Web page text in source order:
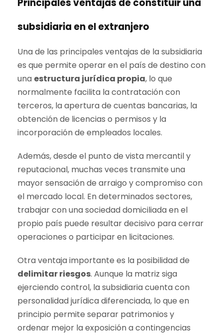
Principales ventajas de constituir una
subsidiaria en el extranjero
Una de las principales ventajas de la subsidiaria
es que permite operar en el país de destino con
una estructura jurídica propia, lo que
normalmente facilita la contratación con
terceros, la apertura de cuentas bancarias, la
obtención de licencias o permisos y la
incorporación de empleados locales.
Además, desde el punto de vista mercantil y
reputacional, muchas veces transmite una
mayor sensación de arraigo y compromiso con
el mercado local. En determinados sectores,
trabajar con una sociedad domiciliada en el
propio país puede resultar decisivo para cerrar
operaciones o participar en licitaciones.
Otra ventaja importante es la posibilidad de
delimitar riesgos. Aunque la matriz siga
ejerciendo control, la subsidiaria cuenta con
personalidad jurídica diferenciada, lo que en
principio permite separar patrimonios y
ordenar mejor la exposición a contingencias